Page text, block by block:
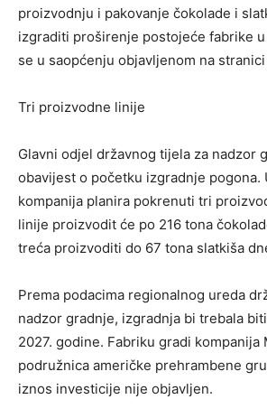
proizvodnju i pakovanje čokolade i
izgraditi proširenje postojeće fabrike u
se u saopćenju objavljenom na
Tri proizvodne linije
Glavni odjel državnog tijela za nadzor
obavijest o početku izgradnje pogona.
kompanija planira pokrenuti tri
linije proizvodit će po 216 tona
treća proizvoditi do 67 tona slatkiša
Prema podacima regionalnog ureda
nadzor gradnje, izgradnja bi trebala
2027. godine. Fabriku gradi kompanija
podružnica američke prehrambene
iznos investicije nije objavljen.